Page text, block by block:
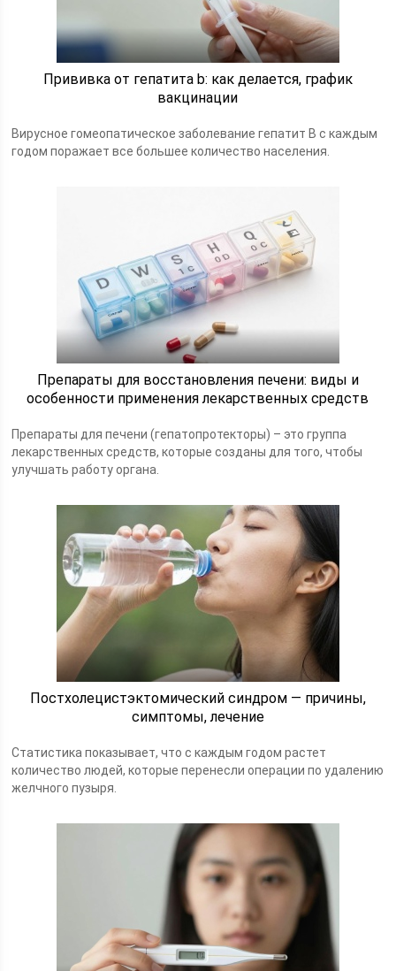
Прививка от гепатита b: как делается, график
вакцинации
Вирусное гомеопатическое заболевание гепатит B с каждым
годом поражает все большее количество населения.
Препараты для восстановления печени: виды и
особенности применения лекарственных средств
Препараты для печени (гепатопротекторы) – это группа
лекарственных средств, которые созданы для того, чтобы
улучшать работу органа.
Постхолецистэктомический синдром — причины,
симптомы, лечение
Статистика показывает, что с каждым годом растет
количество людей, которые перенесли операции по удалению
желчного пузыря.